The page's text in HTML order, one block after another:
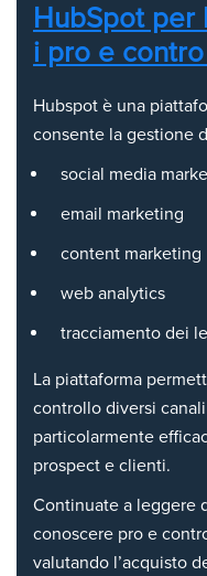
HubSpot per
i pro e
Hubspot è una
consente la gestione
social media
email marketing
content marketing
web analytics
tracciamento dei
La piattaforma
controllo diversi
particolarmente
prospect e clienti.
Continuate a leggere
conoscere pro e
valutando l’acquisto